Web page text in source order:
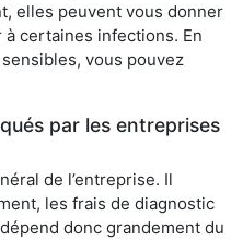
elles peuvent vous donner
certaines infections. En
vous pouvez
par les entreprises
de l’entreprise. Il
les frais de diagnostic
donc grandement du